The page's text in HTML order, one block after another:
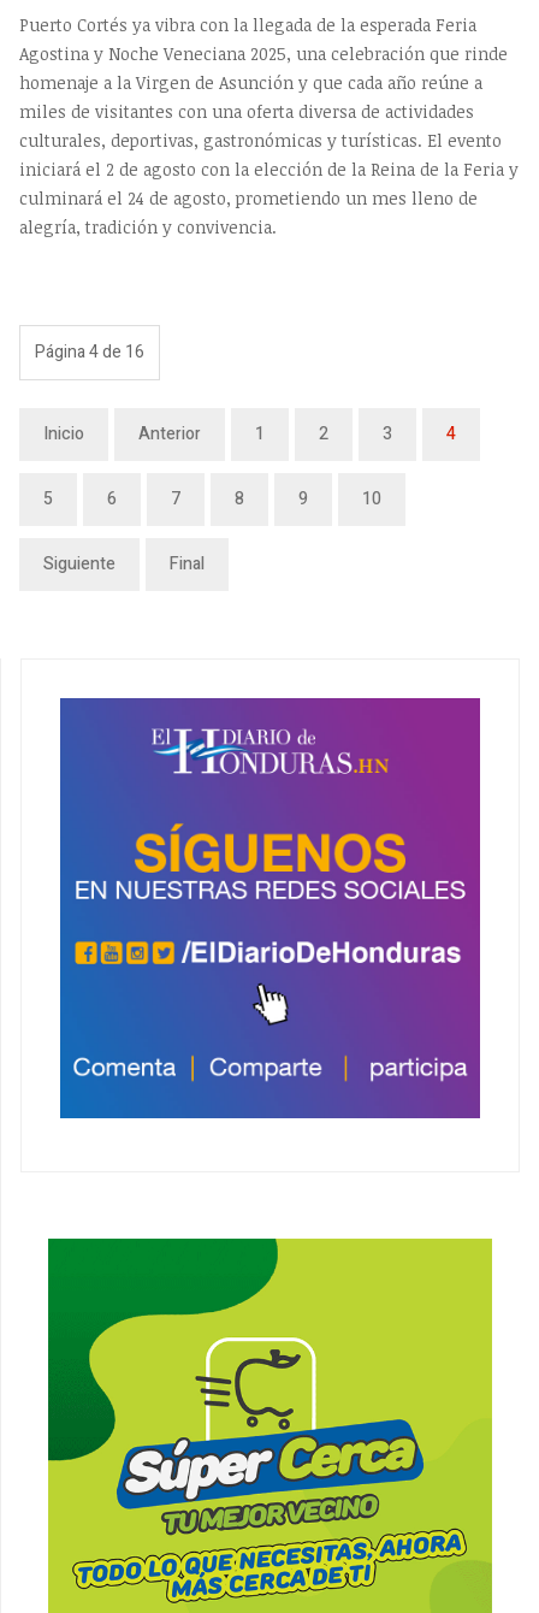
Puerto Cortés ya vibra con la llegada de la esperada Feria
Agostina y Noche Veneciana 2025, una celebración que rinde
homenaje a la Virgen de Asunción y que cada año reúne a
miles de visitantes con una oferta diversa de actividades
culturales, deportivas, gastronómicas y turísticas. El evento
iniciará el 2 de agosto con la elección de la Reina de la Feria y
culminará el 24 de agosto, prometiendo un mes lleno de
alegría, tradición y convivencia.
Página 4 de 16
Inicio Anterior 1 2 3 4
5 6 7 8 9 10
Siguiente Final